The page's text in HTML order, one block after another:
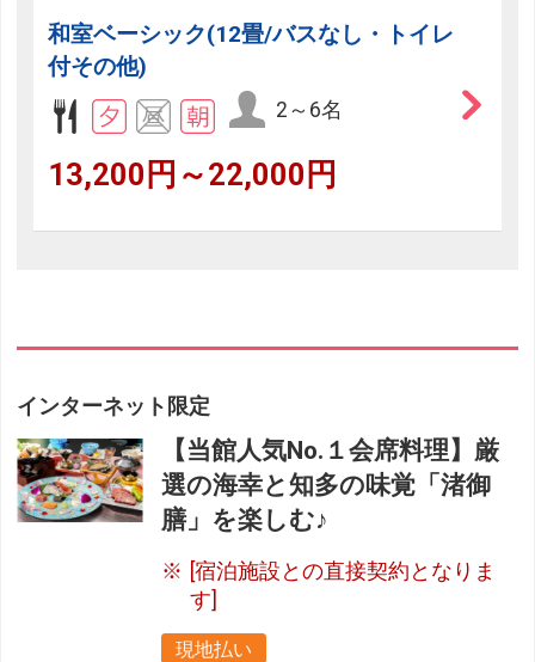
和室ベーシック(12畳/バスなし・トイレ
付その他)
2～6名
13,200円～22,000円
インターネット限定
【当館人気No.１会席料理】厳
選の海幸と知多の味覚「渚御
膳」を楽しむ♪
[宿泊施設との直接契約となりま
す]
現地払い